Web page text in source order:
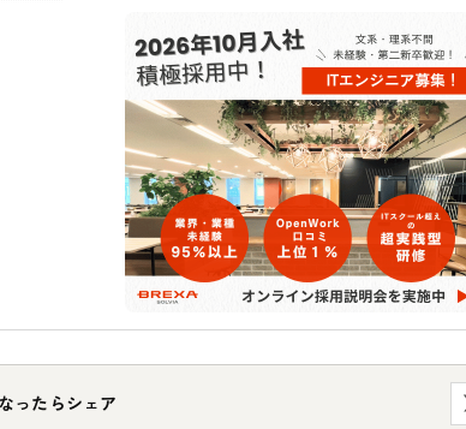
ったらシェア